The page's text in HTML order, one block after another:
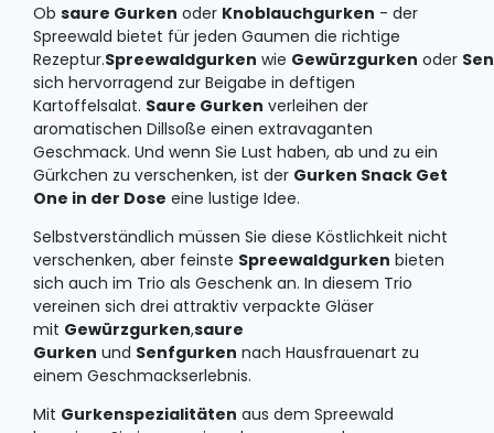
Ob saure Gurken oder Knoblauchgurken - der
Spreewald bietet für jeden Gaumen die richtige
Rezeptur.Spreewaldgurken wie Gewürzgurken oder
sich hervorragend zur Beigabe in deftigen
Kartoffelsalat. Saure Gurken verleihen der
aromatischen Dillsoße einen extravaganten
Geschmack. Und wenn Sie Lust haben, ab und zu ein
Gürkchen zu verschenken, ist der Gurken Snack Get
One in der Dose eine lustige Idee.
Selbstverständlich müssen Sie diese Köstlichkeit nicht
verschenken, aber feinste Spreewaldgurken bieten
sich auch im Trio als Geschenk an. In diesem Trio
vereinen sich drei attraktiv verpackte Gläser
mit Gewürzgurken,saure
Gurken und Senfgurken nach Hausfrauenart zu
einem Geschmackserlebnis.
Mit Gurkenspezialitäten aus dem Spreewald